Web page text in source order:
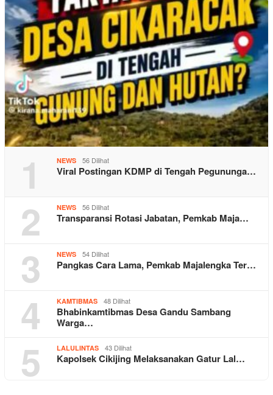
1 NEWS 56 Dilihat
Viral Postingan KDMP di Tengah Pegununga…
2 NEWS 56 Dilihat
Transparansi Rotasi Jabatan, Pemkab Maja…
3 NEWS 54 Dilihat
Pangkas Cara Lama, Pemkab Majalengka Ter…
4 KAMTIBMAS 48 Dilihat
Bhabinkamtibmas Desa Gandu Sambang
Warga…
5 LALULINTAS 43 Dilihat
Kapolsek Cikijing Melaksanakan Gatur Lal…